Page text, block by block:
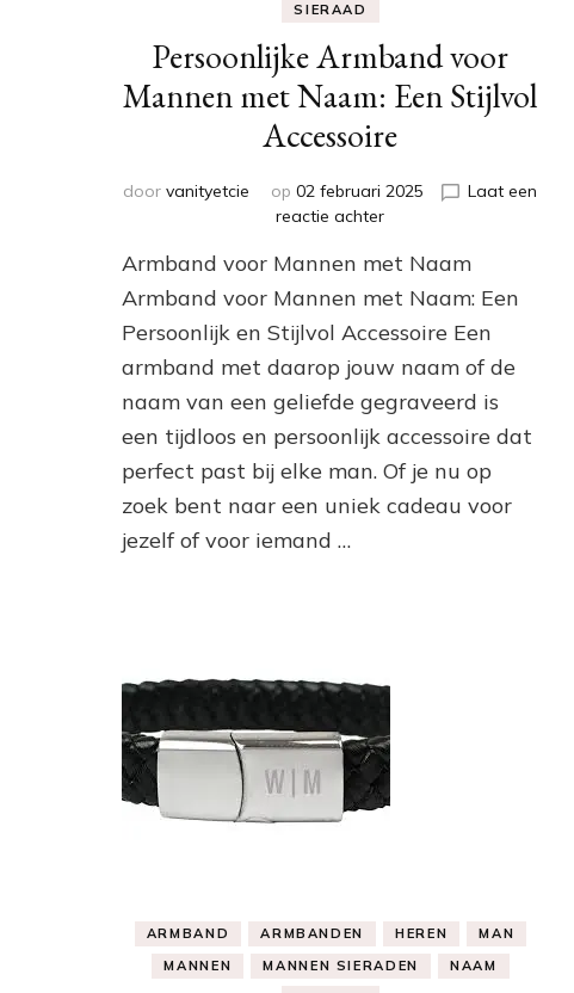
SIERAAD
Persoonlijke Armband voor
Mannen met Naam: Een Stijlvol
Accessoire
doorvanityetcie op02 februari 2025
Laat een
reactie achterop
Armband
voor
met
Naam:
Stijlvol
Accessoire
Armband voor Mannen met Naam
Armband voor Mannen met Naam: Een
Persoonlijk en Stijlvol Accessoire Een
armband met daarop jouw naam of de
naam van een geliefde gegraveerd is
een tijdloos en persoonlijk accessoire dat
perfect past bij elke man. Of je nu op
zoek bent naar een uniek cadeau voor
jezelf of voor iemand …
ARMBAND ARMBANDEN HEREN
MAN
MANNEN
MANNEN SIERADEN
NAAM